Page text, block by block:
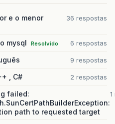
e o menor 36 respostas
mysql Resolvido 6 respostas
9 respostas
, C# 2 respostas
failed:
path to requested target